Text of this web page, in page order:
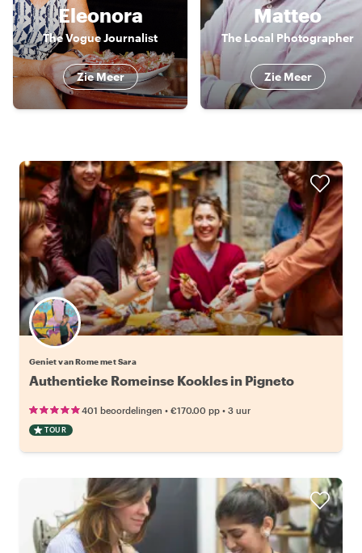
Eleonora
The Vogue Journalist
Zie Meer
Matteo
The Local Photographer
Zie Meer
Geniet van Rome met Sara
Authentieke Romeinse Kookles in Pigneto
401 beoordelingen • €170.00 pp • 3 uur
TOUR